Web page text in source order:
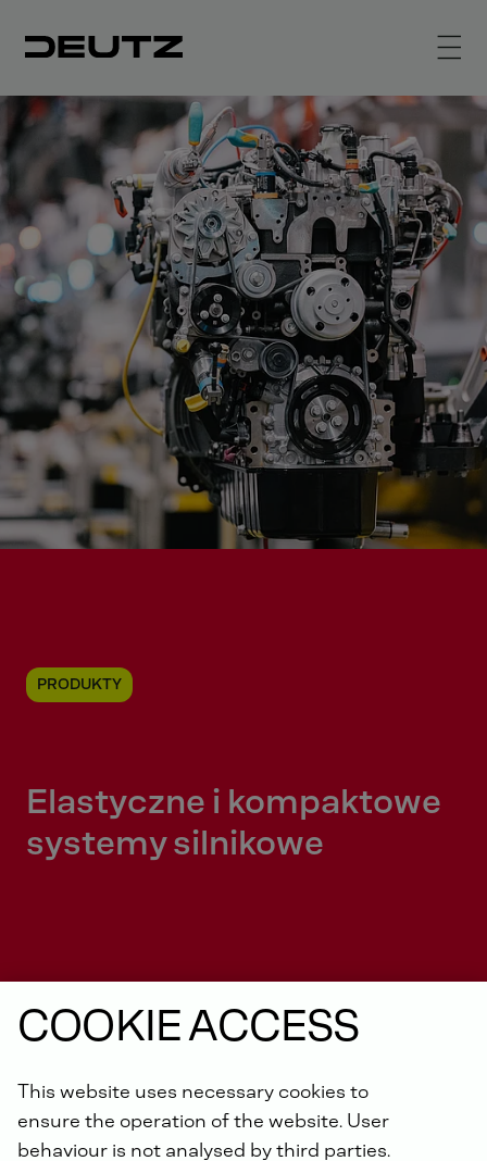
PRODUKTY
Elastyczne i kompaktowe
systemy silnikowe
WYSZUKIWARKA SILNIKÓW DEUTZ
COOKIE ACCESS
This website uses necessary cookies to
ensure the operation of the website. User
behaviour is not analysed by third parties.